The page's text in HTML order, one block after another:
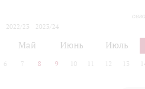
2022/23
2023/24
Май Июнь Июль
6 7 8 9 10 12 13